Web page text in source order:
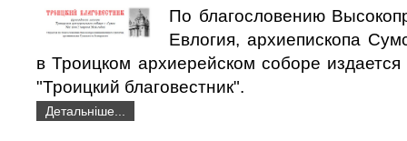
По благословению
Евлогия, архиепископа
в Троицком архиерейском соборе издается
"Троицкий благовестник".
Детальніше...